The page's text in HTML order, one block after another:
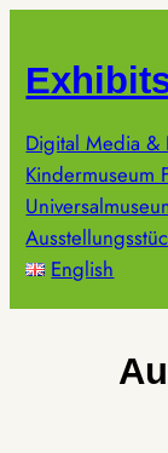
springen
Digital Media &
Kindermuseum
English